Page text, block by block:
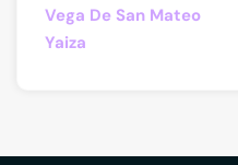
Vega De San Mateo
Yaiza